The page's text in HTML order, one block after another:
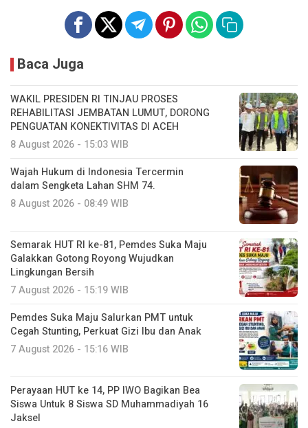
Baca Juga
WAKIL PRESIDEN RI TINJAU PROSES
REHABILITASI JEMBATAN LUMUT, DORONG
PENGUATAN KONEKTIVITAS DI ACEH
8 August 2026 - 15:03 WIB
Wajah Hukum di Indonesia Tercermin
dalam Sengketa Lahan SHM 74.
8 August 2026 - 08:49 WIB
Semarak HUT RI ke-81, Pemdes Suka Maju
Galakkan Gotong Royong Wujudkan
Lingkungan Bersih
7 August 2026 - 15:19 WIB
Pemdes Suka Maju Salurkan PMT untuk
Cegah Stunting, Perkuat Gizi Ibu dan Anak
7 August 2026 - 15:16 WIB
Perayaan HUT ke 14, PP IWO Bagikan Bea
Siswa Untuk 8 Siswa SD Muhammadiyah 16
Jaksel